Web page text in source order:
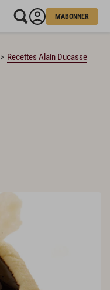
M'ABONNER
Recettes Alain Ducasse